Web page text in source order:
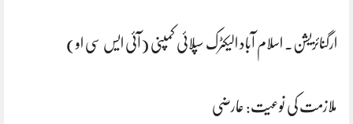
ارگنائزیشن. اسلام آباد الیکٹرک سپلائی کمپنی (آئی ایس سی او)
ملازمت کی نوعیت: عارضی